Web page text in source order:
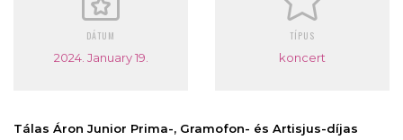
DÁTUM
2024. January 19.
TÍPUS
koncert
Tálas Áron Junior Prima-, Gramofon- és Artisjus-díjas